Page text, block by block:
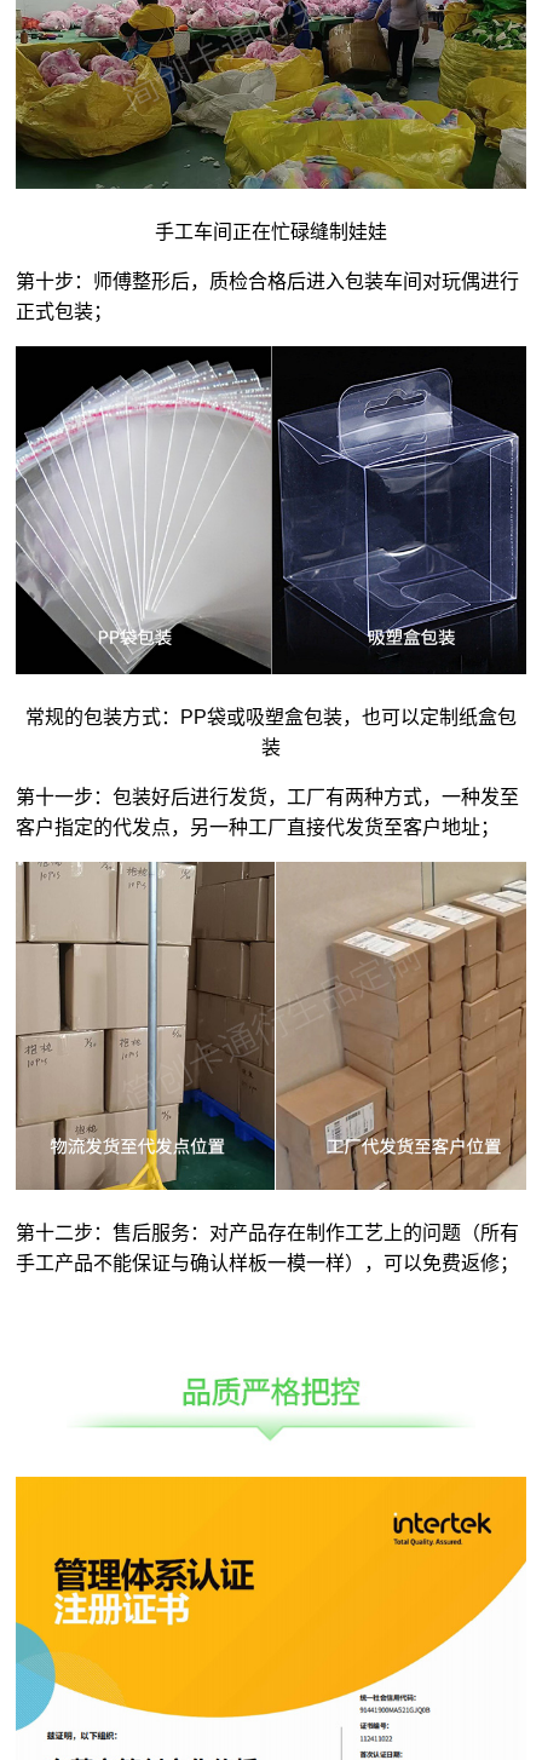
手工车间正在忙碌缝制娃娃
第十步：师傅整形后，质检合格后进入包装车间对玩偶进行
正式包装；
常规的包装方式：PP袋或吸塑盒包装，也可以定制纸盒包
装
第十一步：包装好后进行发货，工厂有两种方式，一种发至
客户指定的代发点，另一种工厂直接代发货至客户地址；
第十二步：售后服务：对产品存在制作工艺上的问题（所有
手工产品不能保证与确认样板一模一样），可以免费返修；